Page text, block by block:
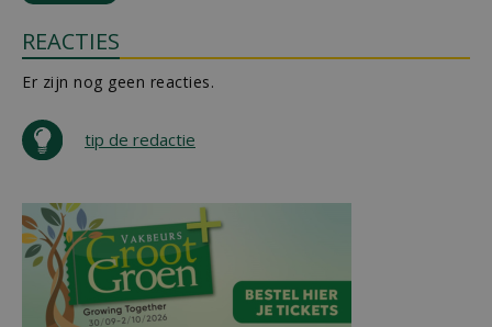
REACTIES
Er zijn nog geen reacties.
tip de redactie